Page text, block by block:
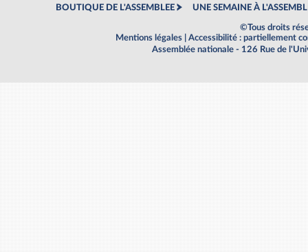
BOUTIQUE DE L'ASSEMBLEE UNE SEMAINE À
©Tous droits
Mentions légales
Accessibilité : partiellement
Assemblée nationale - 126 Rue de